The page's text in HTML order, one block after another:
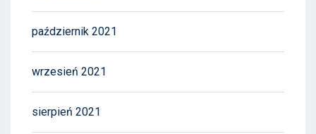
październik 2021
wrzesień 2021
sierpień 2021